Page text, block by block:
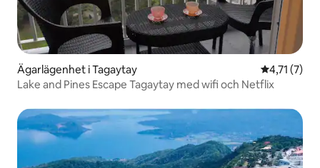
Ägarlägenhet i Tagaytay 4,71 av 5 i
4,71 (7)
Lake and Pines Escape Tagaytay med wifi och Netflix